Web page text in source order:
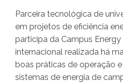
Parceira tecnológica de
em projetos de eficiência
participa da Campus
internacional realizada há
boas práticas de operação
sistemas de energia de